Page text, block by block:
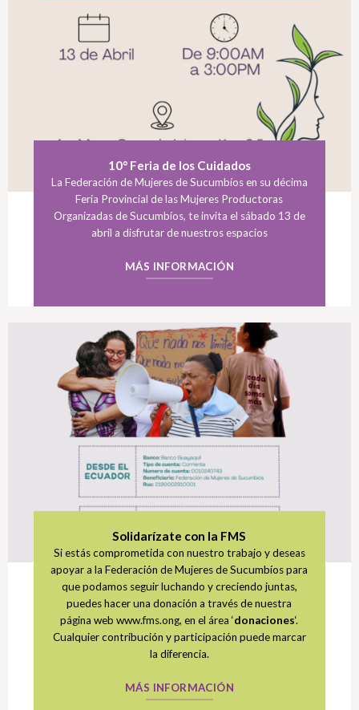
10° Feria de los Cuidados
La Federación de Mujeres de Sucumbíos en su décima
Feria Provincial de las Mujeres Productoras
Organizadas de Sucumbíos, te invita el sábado 13 de
abril a disfrutar de nuestros espacios
MÁS INFORMACIÓN
Solidarízate con la FMS
Si estás comprometida con nuestro trabajo y deseas
apoyar a la Federación de Mujeres de Sucumbíos para
que podamos seguir luchando y creciendo juntas,
puedes hacer una donación a través de nuestra
página web www.fms.ong, en el área ‘donaciones‘.
Cualquier contribución y participación puede marcar
la diferencia.
MÁS INFORMACIÓN